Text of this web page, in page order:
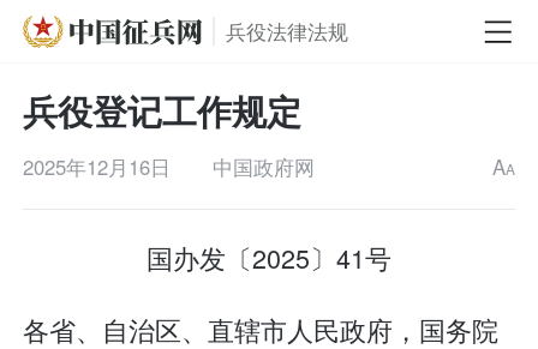
兵役法律法规
兵役登记工作规定
2025年12月16日 中国政府网 AA
国办发〔2025〕41号
各省、自治区、直辖市人民政府，国务院